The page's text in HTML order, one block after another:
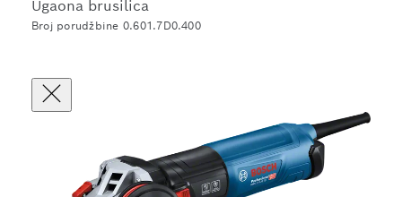
Ugaona brusilica
Broj porudžbine 0.601.7D0.400